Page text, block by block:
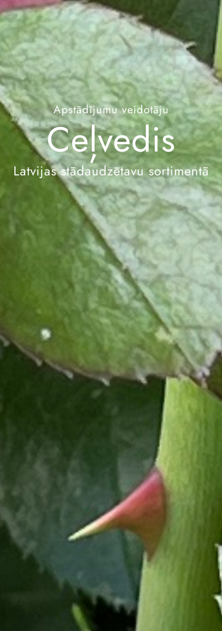
Apstādījumu veidotāju
Ceļvedis
Latvijas stādaudzētavu sortimentā